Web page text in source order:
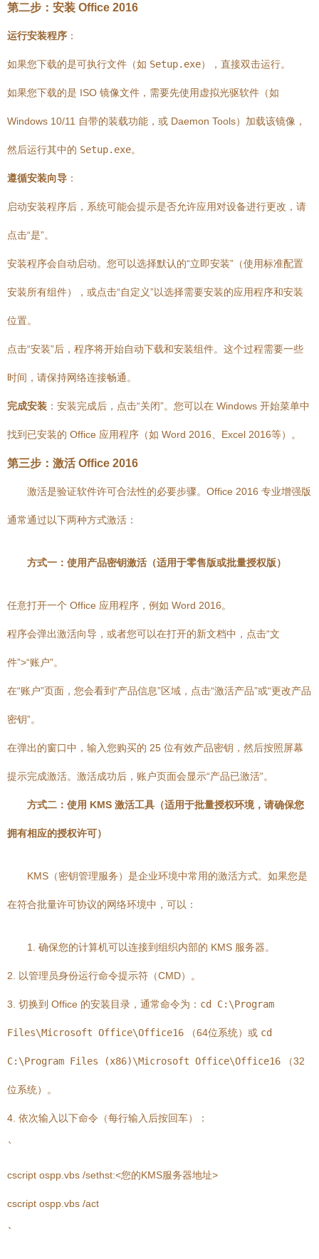
第二步：安装 Office 2016
运行安装程序 ：
如果您下载的是可执行文件（如 Setup.exe），直接双击运行。
如果您下载的是 ISO 镜像文件，需要先使用虚拟光驱软件（如
Windows 10/11 自带的装载功能，或 Daemon Tools）加载该镜像，
然后运行其中的 Setup.exe。
遵循安装向导 ：
启动安装程序后，系统可能会提示是否允许应用对设备进行更改，请
点击“是”。
安装程序会自动启动。您可以选择默认的“立即安装”（使用标准配置
安装所有组件），或点击“自定义”以选择需要安装的应用程序和安装
位置。
点击“安装”后，程序将开始自动下载和安装组件。这个过程需要一些
时间，请保持网络连接畅通。
完成安装 ：安装完成后，点击“关闭”。您可以在 Windows 开始菜单中
找到已安装的 Office 应用程序（如 Word 2016、Excel 2016等）。
第三步：激活 Office 2016
激活是验证软件许可合法性的必要步骤。Office 2016 专业增强版
通常通过以下两种方式激活：
方式一：使用产品密钥激活（适用于零售版或批量授权版）
任意打开一个 Office 应用程序，例如 Word 2016。
程序会弹出激活向导，或者您可以在打开的新文档中，点击“文
件”>“账户”。
在“账户”页面，您会看到“产品信息”区域，点击“激活产品”或“更改产品
密钥”。
在弹出的窗口中，输入您购买的 25 位有效产品密钥，然后按照屏幕
提示完成激活。激活成功后，账户页面会显示“产品已激活”。
方式二：使用 KMS 激活工具（适用于批量授权环境，请确保您
拥有相应的授权许可）
KMS（密钥管理服务）是企业环境中常用的激活方式。如果您是
在符合批量许可协议的网络环境中，可以：
1. 确保您的计算机可以连接到组织内部的 KMS 服务器。
2. 以管理员身份运行命令提示符（CMD）。
3. 切换到 Office 的安装目录，通常命令为： cd C:\Program
Files\Microsoft Office\Office16 （64位系统）或 cd
C:\Program Files (x86)\Microsoft Office\Office16 （32
位系统）。
4. 依次输入以下命令（每行输入后按回车）：
`
cscript ospp.vbs /sethst:<您的KMS服务器地址>
cscript ospp.vbs /act
`